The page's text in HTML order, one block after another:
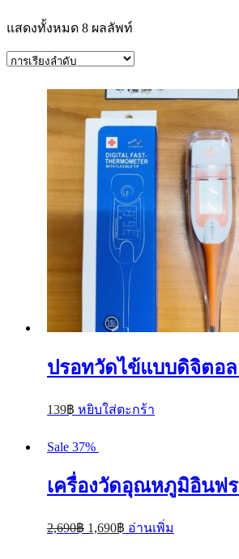
แสดงทั้งหมด 8 ผลลัพท์
ปรอทวัดไข้แบบดิจิตอล
139฿ หยิบใส่ตะกร้า
Sale 37%
เครื่องวัดอุณหภูมิอินฟร
2,690฿ 1,690฿ อ่านเพิ่ม